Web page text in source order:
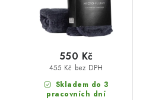
Skladem do 3
pracovních dní
455 Kč bez DPH
550 Kč